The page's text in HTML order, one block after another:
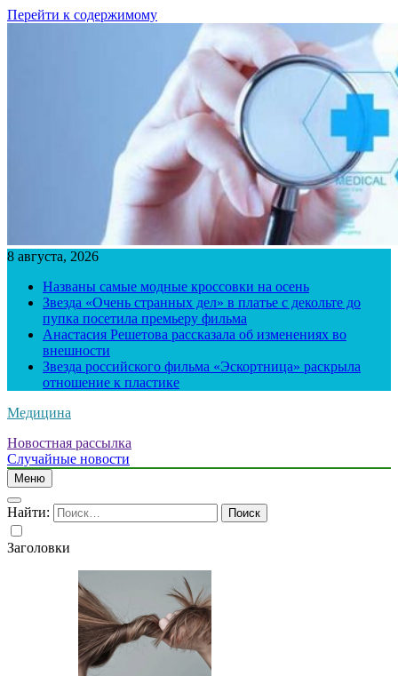
Перейти к содержимому
8 августа, 2026
Названы самые модные кроссовки на осень
Звезда «Очень странных дел» в платье с декольте до
пупка посетила премьеру фильма
Анастасия Решетова рассказала об изменениях во
внешности
Звезда российского фильма «Эскортница» раскрыла
отношение к пластике
Медицина
Новостная рассылка
Случайные новости
Меню
Найти:
Заголовки